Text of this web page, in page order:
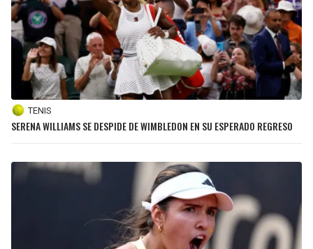
TENIS
SERENA WILLIAMS SE DESPIDE DE WIMBLEDON EN SU ESPERADO REGRESO